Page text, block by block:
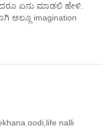
ಏನು ಮಾಡಲಿ ಹೇಳಿ.
ಅಲ್ಲೂ imagination
oodi,life nalli